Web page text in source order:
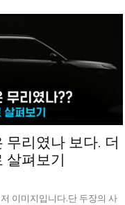
무리였나 보다. 더
살펴보기
이미지입니다. ​단 두장의 사